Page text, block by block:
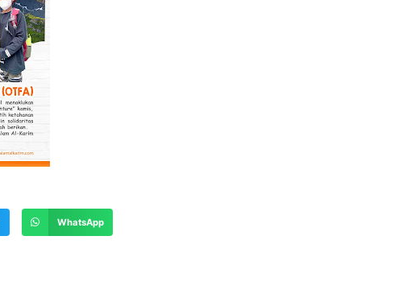
WhatsApp